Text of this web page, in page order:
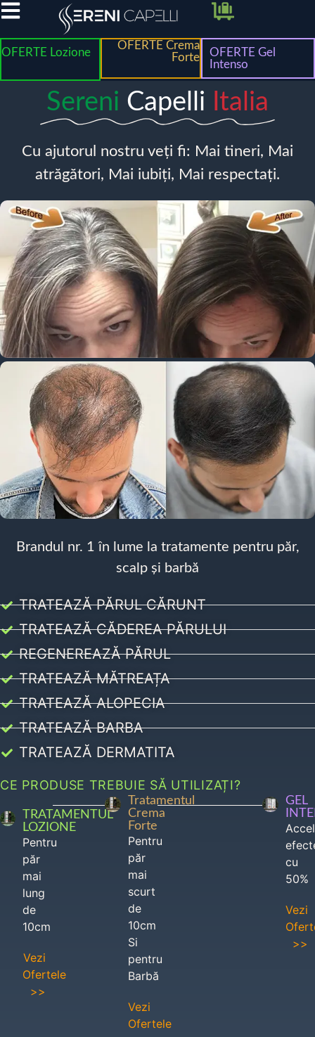
OFERTE Lozione
OFERTE Crema
Forte
OFERTE Gel
Intenso
Sereni Capelli Italia
Cu ajutorul nostru veți fi: Mai tineri, Mai
atrăgători, Mai iubiți, Mai respectați.
Brandul nr. 1 în lume la tratamente pentru păr,
scalp și barbă
TRATEAZĂ PĂRUL CĂRUNT
TRATEAZĂ CĂDEREA PĂRULUI
REGENEREAZĂ PĂRUL
TRATEAZĂ MĂTREAȚA
TRATEAZĂ ALOPECIA
TRATEAZĂ BARBA
TRATEAZĂ DERMATITA
CE PRODUSE TREBUIE SĂ UTILIZAȚI?
TRATAMENTUL
LOZIONE
Pentru
păr
mai
lung
de
10cm
Vezi
Ofertele
>>
Tratamentul
Crema
Forte
Pentru
păr
mai
scurt
de
10cm
Si
pentru
Barbă
Vezi
Ofertele
GEL
cu
50%
Vezi
>>